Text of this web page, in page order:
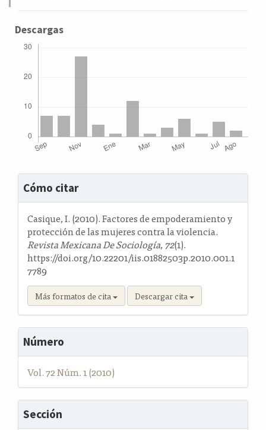
Descargas
Detalles
del
artículo
Cómo citar
Casique, I. (2010). Factores de empoderamiento y
protección de las mujeres contra la violencia.
Revista Mexicana De Sociología, 72(1).
https://doi.org/10.22201/iis.01882503p.2010.001.1
7789
Más formatos de cita Descargar cita
Número
Vol. 72 Núm. 1 (2010)
Sección